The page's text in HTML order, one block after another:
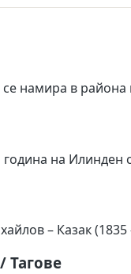
намира в района
година на
– Казак (1835
Тагове